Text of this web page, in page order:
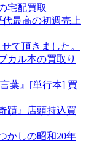
宅配買取
代最高の初週売上
て頂きました。
カル本の買取り
葉』[単行本] 買
蹟』店頭持込買
かしの昭和20年